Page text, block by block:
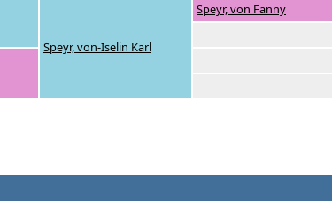
Speyr, von-Iselin Karl
Speyr, von Fanny